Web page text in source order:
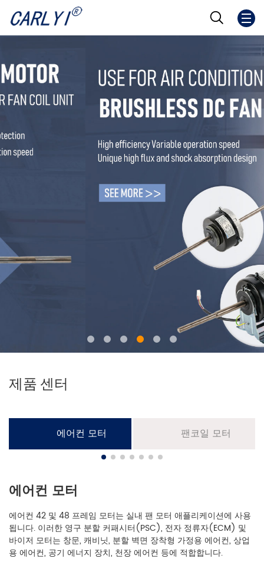
제품 센터
에어컨 모터 팬코일 모터
에어컨 모터
에어컨 42 및 48 프레임 모터는 실내 팬 모터 애플리케이션에 사용
됩니다. 이러한 영구 분할 커패시터(PSC), 전자 정류자(ECM) 및
바이저 모터는 창문, 캐비닛, 분할 벽면 장착형 가정용 에어컨, 상업
용 에어컨, 공기 에너지 장치, 천장 에어컨 등에 적합합니다.